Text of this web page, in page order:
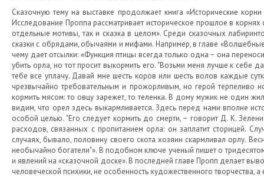
Сказочную тему на выставке продолжает книга «Исторические
Исследование Проппа рассматривает историческое прошлое в
отдельные мотивы, так и сказка в целом». Среди сказочных
сказки с обрядами, обычаями и мифами. Например, в главе
чему дает отсылки: «Функция птицы всегда только одна − она
убить орла, но тот просит выкормить его. "Возьми меня лучше к себе
тебе все уплачу. Давай мне шесть коров или шесть волов каждые
чрезвычайно требовательным и прожорливым, но герой терпеливо
кормить мясом: то овцу зарежет, то теленка. В дому мужик не один
видим, что орел здесь выкармливается. Здесь перед нами вполне
особой целью. "Его следует кормить до смерти, − говорит Д. К.
расходов, связанных с пропитанием орла: он заплатит сторицей.
случаях, бывало, половину своего скота хозяин скармливал орлу.
необычайно богатели"». В подобном ключе ученый пишет о
и явлений на «сказочной доске». В последней главе Пропп делает
человеческой психики, не особенность художественного творчества,